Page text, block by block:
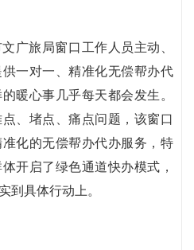
广旅局窗口工作人员主动、
一对一、精准化无偿帮办代
暖心事几乎每天都会发生。
、堵点、痛点问题，该窗口
化的无偿帮办代办服务，特
开启了绿色通道快办模式，
到具体行动上。